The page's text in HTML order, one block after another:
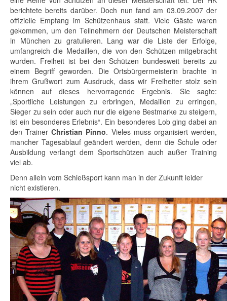
berichtete bereits darüber. Doch nun fand am 03.09.2007 der
offizielle Empfang im Schützenhaus statt. Viele Gäste waren
gekommen, um den Teilnehmern der Deutschen Meisterschaft
in München zu gratulieren. Lang war die Liste der Erfolge,
umfangreich die Medaillen, die von den Schützen mitgebracht
wurden. Freiheit ist bei den Schützen bundesweit bereits zu
einem Begriff geworden. Die Ortsbürgermeisterin brachte in
ihrem Grußwort zum Ausdruck, dass wir Freiheiter stolz sein
können auf dieses hervorragende Ergebnis. Sie sagte:
„Sportliche Leistungen zu erbringen, Medaillen zu erringen,
Sieger zu sein oder auch nur die eigene Bestmarke zu steigern,
ist ein besonderes Erlebnis“. Ein besonderes Lob ging dabei an
den TrainerChristian Pinno. Vieles muss organisiert werden,
mancher Tagesablauf geändert werden, denn die Schule oder
Ausbildung verlangt dem Sportschützen auch außer Training
viel ab.
Denn allein vom Schießsport kann man in der Zukunft leider
nicht existieren.